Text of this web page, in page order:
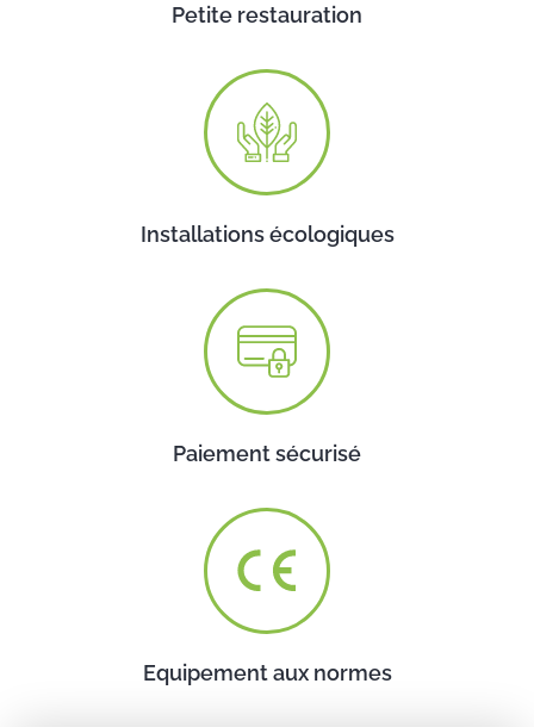
Petite restauration
Installations écologiques
Paiement sécurisé
Equipement aux normes